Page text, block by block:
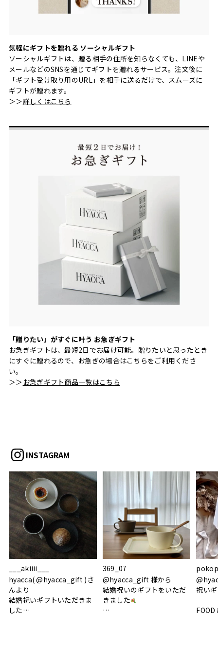
気軽にギフトを贈れる ソーシャルギフト
ソーシャルギフトは、贈る相手の住所を知らなくても、LINEや
メールなどのSNSを通じてギフトを贈れるサービス。注文後に
「ギフト受け取り用のURL」を相手に送るだけで、スムーズに
ギフトが贈れます。
＞＞詳しくはこちら
「贈りたい」がすぐに叶う お急ぎギフト
お急ぎギフトは、最短2日でお届け可能。贈りたいと思ったとき
にすぐに贈れるので、お急ぎの場合はこちらをご利用くださ
い。
＞＞ お急ぎギフト商品一覧はこちら
INSTAGRAM
___akiiii___
hyacca( @hyacca_gift )さ
んより
結婚祝いギフトいただきま
した
369_07
@hyacca_gift 様から
結婚祝いのギフトをいただ
きました
祝い
FOOD